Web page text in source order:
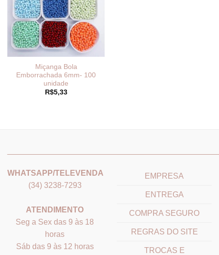
Miçanga Bola
Emborrachada 6mm- 100
unidade
R$5,33
WHATSAPP/TELEVENDA
(34) 3238-7293
ATENDIMENTO
Seg a Sex das 9 às 18
horas
Sáb das 9 às 12 horas
EMPRESA
ENTREGA
COMPRA SEGURO
REGRAS DO SITE
TROCAS E